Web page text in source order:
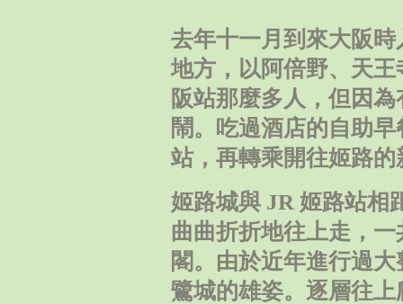
去年十一月到來大阪
地方，以阿倍野、天
阪站那麼多人，但因
鬧。吃過酒店的自助
站，再轉乘開往姬路
姬路城與 JR 姬路站相
曲曲折折地往上走，
閣。由於近年進行過
鷺城的雄姿。逐層往